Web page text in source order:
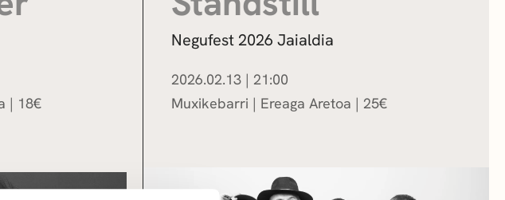
18€
Negufest 2026 Jaialdia
2026.02.13 | 21:00
Muxikebarri | Ereaga Aretoa 25€